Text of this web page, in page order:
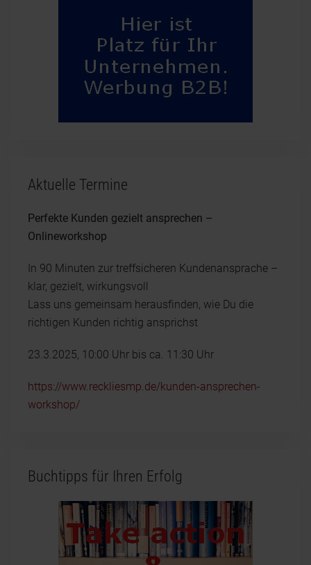
Aktuelle Termine
Perfekte Kunden gezielt ansprechen –
Onlineworkshop
In 90 Minuten zur treffsicheren Kundenansprache –
klar, gezielt, wirkungsvoll
Lass uns gemeinsam herausfinden, wie Du die
richtigen Kunden richtig ansprichst
23.3.2025, 10:00 Uhr bis ca. 11:30 Uhr
https://www.reckliesmp.de/kunden-ansprechen-
workshop/
Buchtipps für Ihren Erfolg